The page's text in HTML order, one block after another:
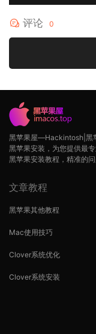
评论 0
黑苹果屋—Hackintosh|黑
黑苹果安装，为您提供最
黑苹果安装教程，精准的
文章教程
黑苹果其他教程
Mac使用技巧
Clover系统优化
Clover系统安装